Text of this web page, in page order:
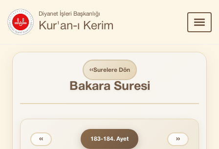
Diyanet İşleri Başkanlığı
Kur'an-ı Kerim
Aç/
‹‹Surelere Dön
Bakara Suresi
‹‹ 183-184. Ayet ››